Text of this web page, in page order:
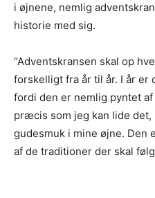
i øjnene, nemlig
historie med sig.
“Adventskransen skal op
forskelligt fra år til år. I år
fordi den er nemlig pyntet
præcis som jeg kan lide
gudesmuk i mine øjne. Den
af de traditioner der skal